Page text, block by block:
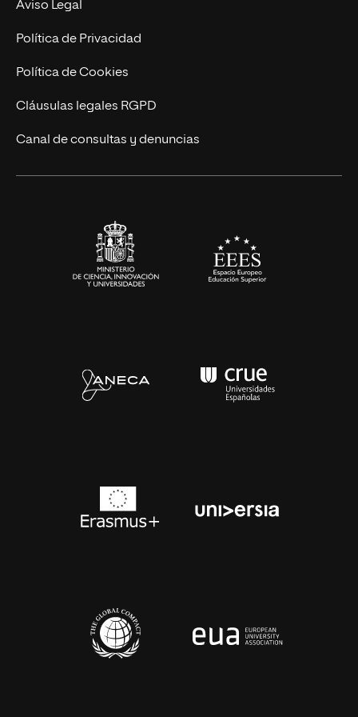
Marketing y Comunicación
Ingeniería
Diseño
Ciencias de la Salud
Aviso Legal
Política de Privacidad
Política de Cookies
Cláusulas legales RGPD
Canal de consultas y denuncias